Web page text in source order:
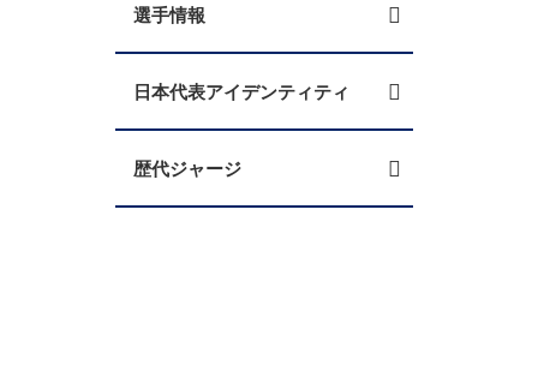
選手情報
日本代表アイデンティティ
歴代ジャージ